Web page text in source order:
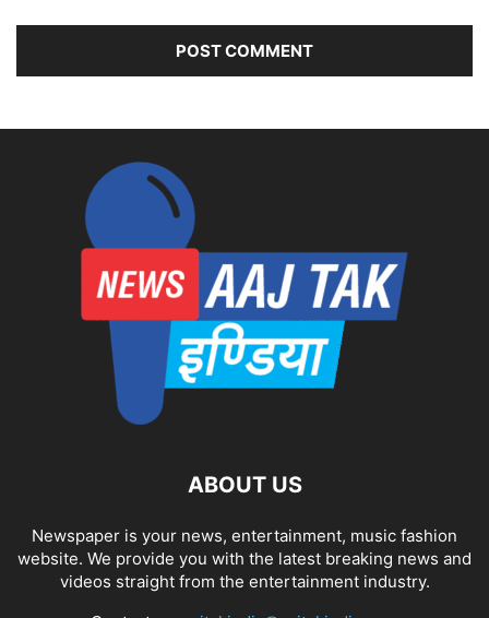
ABOUT US
Newspaper is your news, entertainment, music fashion
website. We provide you with the latest breaking news and
videos straight from the entertainment industry.